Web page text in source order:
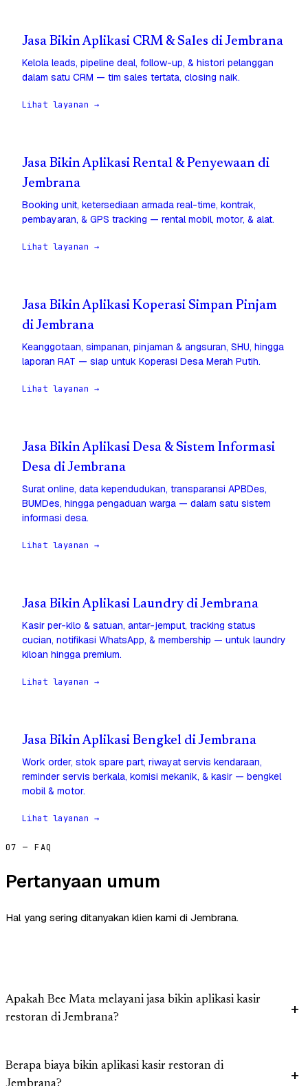
Jasa Bikin Aplikasi CRM & Sales di Jembrana
Kelola leads, pipeline deal, follow-up, & histori pelanggan
dalam satu CRM — tim sales tertata, closing naik.
Lihat layanan →
Jasa Bikin Aplikasi Rental & Penyewaan di
Jembrana
Booking unit, ketersediaan armada real-time, kontrak,
pembayaran, & GPS tracking — rental mobil, motor, & alat.
Lihat layanan →
Jasa Bikin Aplikasi Koperasi Simpan Pinjam
di Jembrana
Keanggotaan, simpanan, pinjaman & angsuran, SHU, hingga
laporan RAT — siap untuk Koperasi Desa Merah Putih.
Lihat layanan →
Jasa Bikin Aplikasi Desa & Sistem Informasi
Desa di Jembrana
Surat online, data kependudukan, transparansi APBDes,
BUMDes, hingga pengaduan warga — dalam satu sistem
informasi desa.
Lihat layanan →
Jasa Bikin Aplikasi Laundry di Jembrana
Kasir per-kilo & satuan, antar-jemput, tracking status
cucian, notifikasi WhatsApp, & membership — untuk laundry
kiloan hingga premium.
Lihat layanan →
Jasa Bikin Aplikasi Bengkel di Jembrana
Work order, stok spare part, riwayat servis kendaraan,
reminder servis berkala, komisi mekanik, & kasir — bengkel
mobil & motor.
Lihat layanan →
07 — FAQ
Pertanyaan umum
Hal yang sering ditanyakan klien kami di Jembrana.
Apakah Bee Mata melayani jasa bikin aplikasi kasir
restoran di Jembrana?
Berapa biaya bikin aplikasi kasir restoran di